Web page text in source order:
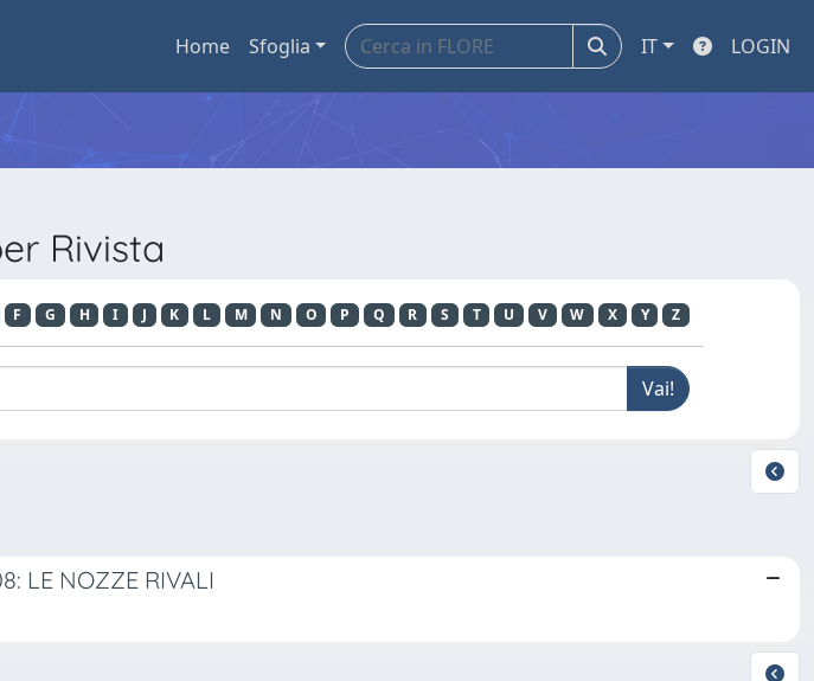
Home Sfoglia IT LOGIN
Rivista
F G H I J K L M N O P Q R S T U V W X Y Z
LE NOZZE RIVALI